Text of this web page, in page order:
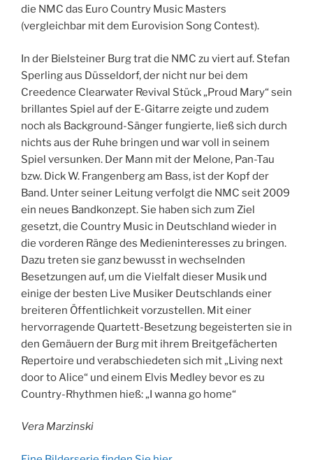
die NMC das Euro Country Music Masters
(vergleichbar mit dem Eurovision Song Contest).
In der Bielsteiner Burg trat die NMC zu viert auf. Stefan
Sperling aus Düsseldorf, der nicht nur bei dem
Creedence Clearwater Revival Stück „Proud Mary“ sein
brillantes Spiel auf der E-Gitarre zeigte und zudem
noch als Background-Sänger fungierte, ließ sich durch
nichts aus der Ruhe bringen und war voll in seinem
Spiel versunken. Der Mann mit der Melone, Pan-Tau
bzw. Dick W. Frangenberg am Bass, ist der Kopf der
Band. Unter seiner Leitung verfolgt die NMC seit 2009
ein neues Bandkonzept. Sie haben sich zum Ziel
gesetzt, die Country Music in Deutschland wieder in
die vorderen Ränge des Medieninteresses zu bringen.
Dazu treten sie ganz bewusst in wechselnden
Besetzungen auf, um die Vielfalt dieser Musik und
einige der besten Live Musiker Deutschlands einer
breiteren Öffentlichkeit vorzustellen. Mit einer
hervorragende Quartett-Besetzung begeisterten sie in
den Gemäuern der Burg mit ihrem Breitgefächerten
Repertoire und verabschiedeten sich mit „Living next
door to Alice“ und einem Elvis Medley bevor es zu
Country-Rhythmen hieß: „I wanna go home“
Vera Marzinski